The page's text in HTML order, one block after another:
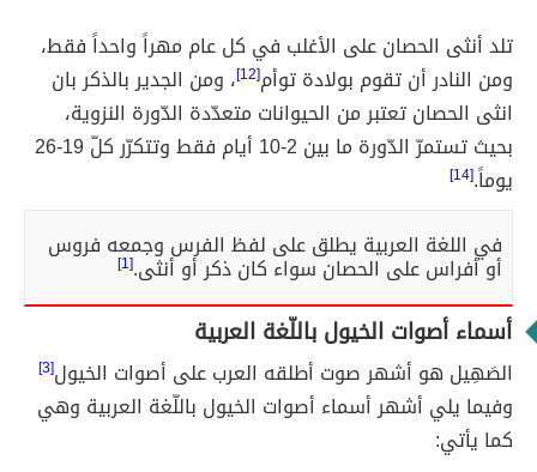
تلد أنثى الحصان على الأغلب في كل عام مهراً واحداً فقط،
ومن النادر أن تقوم بولادة توأم[12]
، ومن الجدير بالذكر بان
انثى الحصان تعتبر من الحيوانات متعدّدة الدّورة النزوية،
بحيث تستمرّ الدّورة ما بين 2-10 أيام فقط وتتكرّر كلّ 19-26
يوماً.[14]
في اللغة العربية يطلق على لفظ الفرس وجمعه فروس
أو أفراس على الحصان سواء كان ذكر أو أنثى.[1]
أسماء أصوات الخيول باللّغة العربية
الصَهِيل هو أشهر صوت أطلقه العرب على أصوات الخيول[3]
وفيما يلي أشهر أسماء أصوات الخيول باللّغة العربية وهي
كما يأتي: